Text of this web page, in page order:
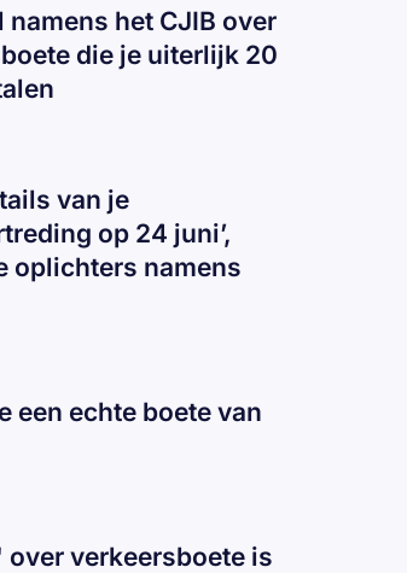
het CJIB over
die je uiterlijk 20
van je
op 24 juni’,
oplichters namens
een echte boete van
verkeersboete is